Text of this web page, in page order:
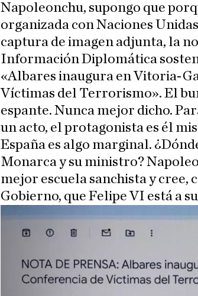
Napoleonchu, supongo que
organizada con Naciones
captura de imagen adjunta, la
Información Diplomática
«Albares inaugura en Vitoria-
Víctimas del Terrorismo». El
espante. Nunca mejor dicho.
un acto, el protagonista es él
España es algo marginal.
Monarca y su ministro?
mejor escuela sanchista y cree,
Gobierno, que Felipe VI está a